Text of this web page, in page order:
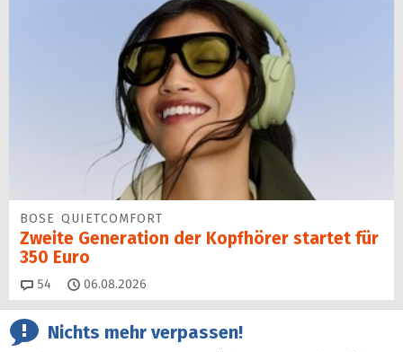
BOSE QUIETCOMFORT
Zweite Generation der Kopfhörer startet für
350 Euro
54 Kommentare
06.08.2026
Nichts mehr verpassen!